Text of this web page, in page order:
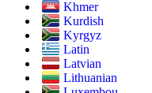
Khmer
Kurdish
Kyrgyz
Latin
Latvian
Lithuanian